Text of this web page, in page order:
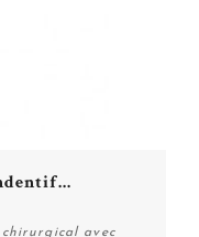
avec